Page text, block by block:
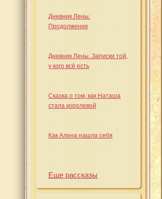
Дневник Лены.
Продолжение
Дневник Лены. Записки той,
у кого всё есть
Сказка о том, как Наташа
стала королевой
Как Алена нашла себя
Еще рассказы